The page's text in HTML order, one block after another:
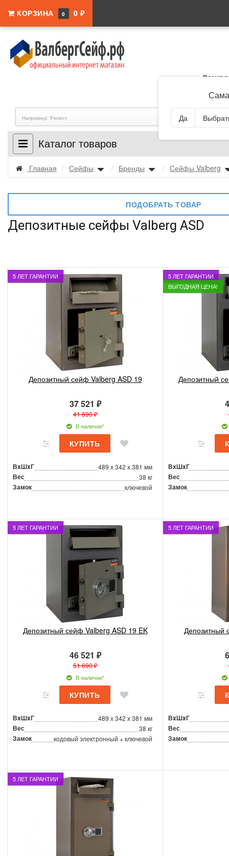
КОРЗИНА 0 0 ₽
Да
Время
Каталог товаров
Главная / Сейфы / Бренды / Сейфы Valberg
ПОДОБРАТЬ ТОВАР
Депозитные сейфы Valberg ASD
5 ЛЕТ ГАРАНТИИ
Депозитный сейф Valberg ASD 19
37 521 ₽
41 690 ₽
В наличии*
ВxШxГ 489 x 342 x 381 мм
Вес 38 кг
Замок ключевой
5 ЛЕТ ГАРАНТИИ
ВЫГОДНАЯ ЦЕНА!
Депозитный
ВxШxГ
Вес
Замок
5 ЛЕТ ГАРАНТИИ
Депозитный сейф Valberg ASD 19 EK
46 521 ₽
51 690 ₽
В наличии*
ВxШxГ 489 x 342 x 381 мм
Вес 38 кг
Замок кодовый электронный + ключевой
5 ЛЕТ ГАРАНТИИ
Депозитный
ВxШxГ
Вес
Замок
5 ЛЕТ ГАРАНТИИ